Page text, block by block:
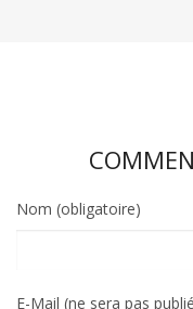
Nom (obligatoire)
E-Mail (ne sera pas